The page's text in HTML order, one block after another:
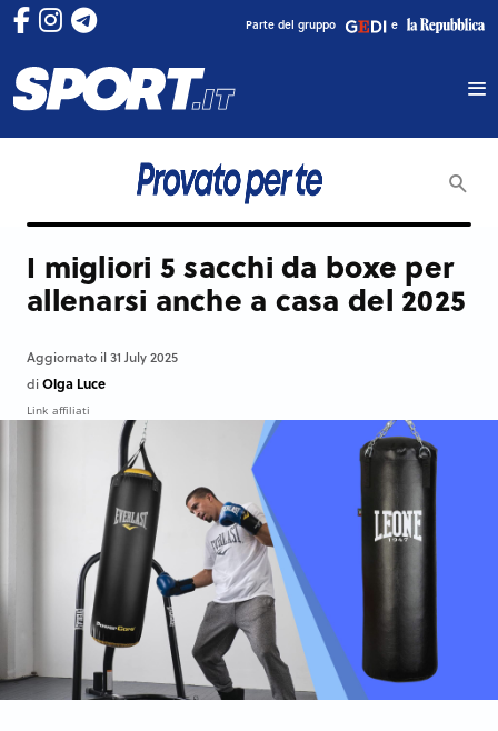
Parte del gruppo e
I migliori 5 sacchi da boxe per
allenarsi anche a casa del 2025
Aggiornato il 31 July 2025
diOlga Luce
Link affiliati